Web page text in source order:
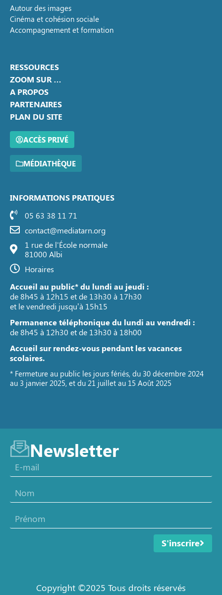
Autour des images
Cinéma et cohésion sociale
Accompagnement et formation
RESSOURCES
ZOOM SUR …
A PROPOS
PARTENAIRES
PLAN DU SITE
ACCÈS PRIVÉ
MÉDIATHÈQUE
INFORMATIONS PRATIQUES
05 63 38 11 71
contact@mediatarn.org
1 rue de l'École normale
81000 Albi
Horaires
Accueil au public* du lundi au jeudi :
de 8h45 à 12h15 et de 13h30 à 17h30
et le vendredi jusqu’à 15h15
Permanence téléphonique du lundi au vendredi :
de 8h45 à 12h30 et de 13h30 à 18h00
Accueil sur rendez-vous pendant les vacances
scolaires.
* Fermeture au public les jours fériés, du 30 décembre 2024
au 3 janvier 2025, et du 21 juillet au 15 Août 2025
Newsletter
S'inscrire
Copyright ©2025 Tous droits réservés